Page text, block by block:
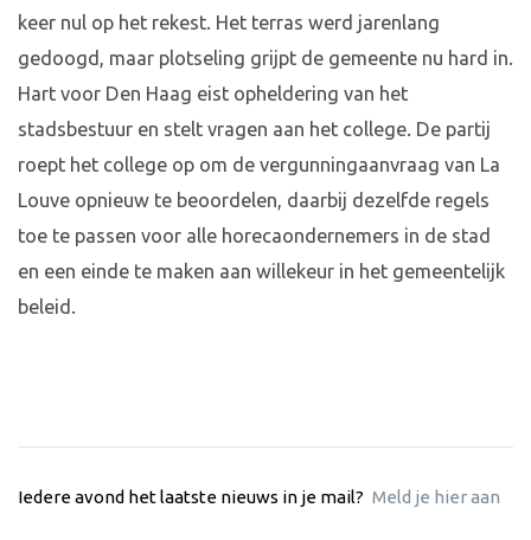
keer nul op het rekest. Het terras werd jarenlang
gedoogd, maar plotseling grijpt de gemeente nu hard in.
Hart voor Den Haag eist opheldering van het
stadsbestuur en stelt vragen aan het college. De partij
roept het college op om de vergunningaanvraag van La
Louve opnieuw te beoordelen, daarbij dezelfde regels
toe te passen voor alle horecaondernemers in de stad
en een einde te maken aan willekeur in het gemeentelijk
beleid.
Iedere avond het laatste nieuws in je mail? Meld je hier aan